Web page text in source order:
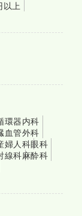
上
環器内科
血管外科
婦人科眼科
線科麻酔科